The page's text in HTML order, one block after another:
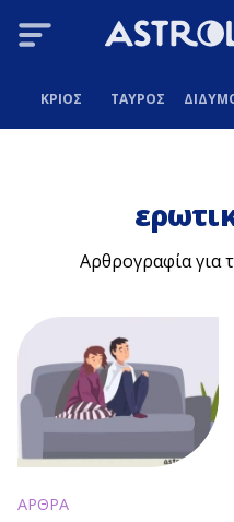
ΚΡΙΟΣ ΤΑΥΡΟΣ
Αρθρογραφία για
ΑΡΘΡΑ